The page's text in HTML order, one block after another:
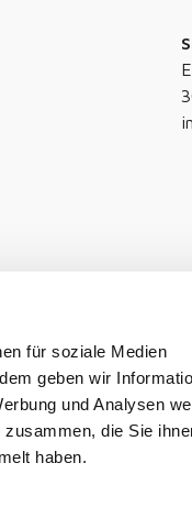
für soziale Medien
geben wir
und Analysen
die Sie
haben.